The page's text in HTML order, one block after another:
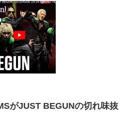
がJUST BEGUNの切れ味抜